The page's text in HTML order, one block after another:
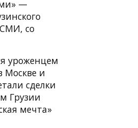
—
со
уроженцем
Москве и
сделки
Грузии
мечта»